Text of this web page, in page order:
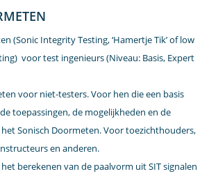
(Sonic Integrity Testing, ‘Hamertje Tik’ of low
voor test ingenieurs (Niveau: Basis, Expert
voor niet-testers. Voor hen die een basis
toepassingen, de mogelijkheden en de
Sonisch Doormeten. Voor toezichthouders,
en anderen.
berekenen van de paalvorm uit SIT signalen